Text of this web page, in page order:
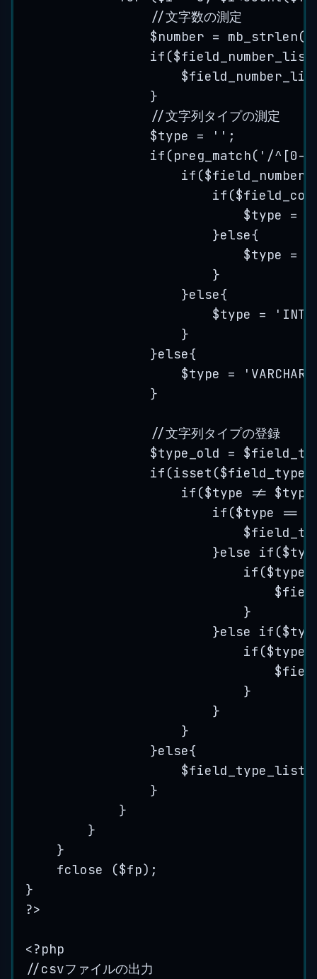
//文字数の測定
$number = mb_strlen(
if ($field_number_list
}
//文字列タイプの測定
$type
= '' ;
if (preg_match( ' /^[0-
if (
if (
$type
=
}else{
$type
=
}
}else{
$type
= ' INT
}
}else{
$type
= ' VARCHAR
}
//文字列タイプの登録
$type_old
=
if (isset (
if ($type !=
if ($type ==
}else if (
if (
}
}else if ($typ
if (
}
}
}
}else{
$field_type_list
}
}
}
}
fclose ($fp);
}
?>
<?php
//csvファイルの出力